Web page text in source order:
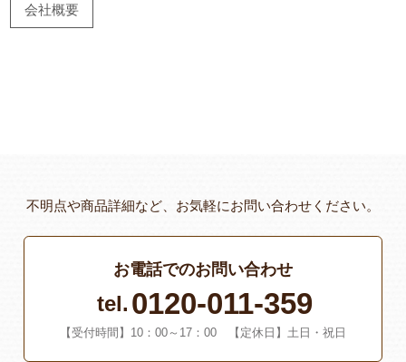
会社概要
不明点や商品詳細など、お気軽にお問い合わせください。
お電話でのお問い合わせ
tel. 0120-011-359
【受付時間】10：00～17：00 【定休日】土日・祝日